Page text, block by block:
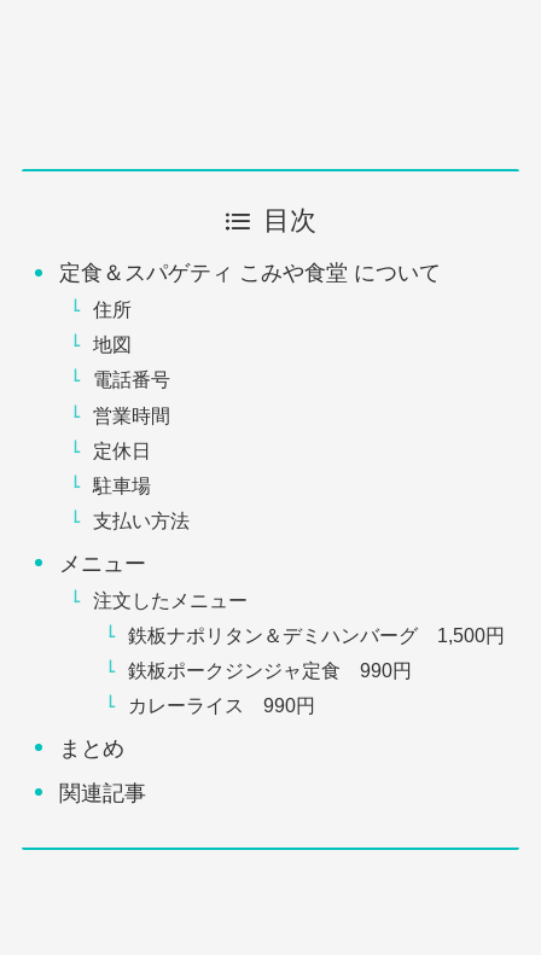
目次
定食＆スパゲティ こみや食堂 について
住所
地図
電話番号
営業時間
定休日
駐車場
支払い方法
メニュー
注文したメニュー
鉄板ナポリタン＆デミハンバーグ 1,500円
鉄板ポークジンジャ定食 990円
カレーライス 990円
まとめ
関連記事